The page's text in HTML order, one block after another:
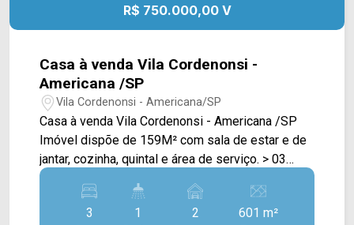
R$ 750.000,00 V
Casa à venda Vila Cordenonsi -
Americana /SP
Vila Cordenonsi - Americana/SP
Casa à venda Vila Cordenonsi - Americana /SP
Imóvel dispõe de 159M² com sala de estar e de
jantar, cozinha, quintal e área de serviço. > 03
dormitórios; > 01 banheiro social; > 02 vagas de
garagem. *Aceita financiamento. *Aceita permuta
em casa de menor valor. Localizado em
3 1 2 601 m²